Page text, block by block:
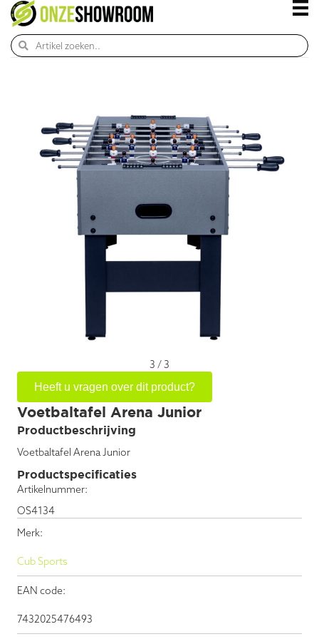
Productspecificaties
Artikelnummer:
OS4134
Merk:
Cub Sports
EAN code:
7432025476493
3 /3
Heeft u vragen over dit product?
Voetbaltafel Arena Junior
Productbeschrijving
Voetbaltafel Arena Junior